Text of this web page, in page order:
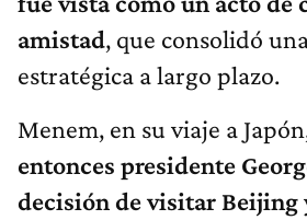
amistad, que consolidó
estratégica a largo plazo.
Menem, en su viaje a
entonces presidente
decisión de visitar Beijing